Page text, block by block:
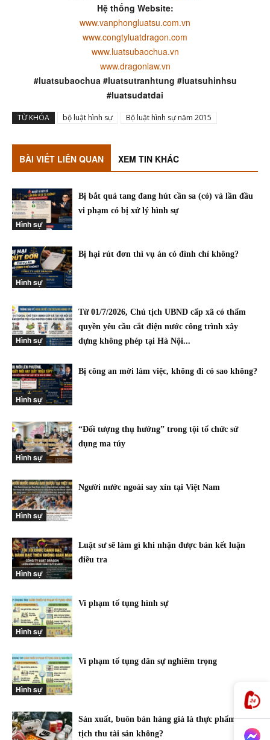
Hệ thống Website:
www.vanphongluatsu.com.vn
www.congtyluatdragon.com
www.luatsubaochua.vn
www.dragonlaw.vn
#luatsubaochua #luatsutranhtung #luatsuhinhsu
#luatsudatdai
TỪ KHÓA bộ luật hình sự Bộ luật hình sự năm 2015
BÀI VIẾT LIÊN QUAN XEM TIN KHÁC
Hình sự
Bị bắt quả tang đang hút cần sa (cỏ) và lần đầu
vi phạm có bị xử lý hình sự
Hình sự
Bị hại rút đơn thì vụ án có đình chỉ không?
Hình sự
Từ 01/7/2026, Chủ tịch UBND cấp xã có thẩm
quyền yêu cầu cắt điện nước công trình xây
dựng không phép tại Hà Nội...
Hình sự
Bị công an mời làm việc, không đi có sao không?
Hình sự
“Đối tượng thụ hưởng” trong tội tổ chức sử
dụng ma túy
Hình sự
Người nước ngoài say xỉn tại Việt Nam
Hình sự
Luật sư sẽ làm gì khi nhận được bản kết luận
điều tra
Hình sự
Vi phạm tố tụng hình sự
Hình sự
Vi phạm tố tụng dân sự nghiêm trọng
Sản xuất, buôn bán hàng giả là thực phẩm có bị
tịch thu tài sản không?